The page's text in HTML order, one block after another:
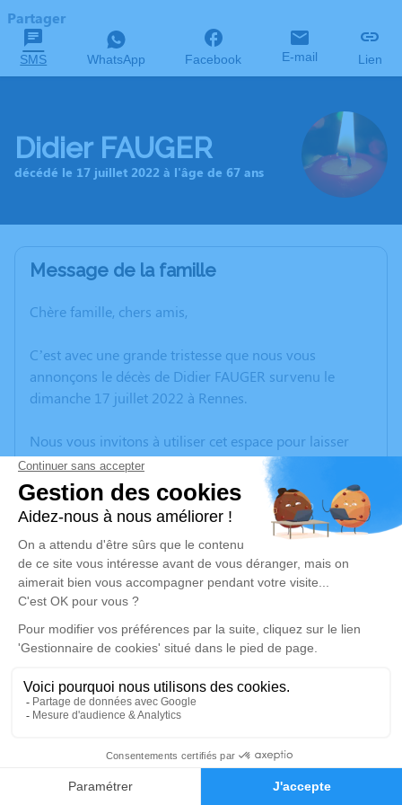
Faire-part Hommages
Partager
SMS WhatsApp Facebook E-mail Lien
Didier FAUGER
décédé le 17 juillet 2022 à l'âge de 67 ans
Message de la famille
Chère famille, chers amis,
C’est avec une grande tristesse que nous vous
annonçons le décès de Didier FAUGER survenu le
dimanche 17 juillet 2022 à Rennes.
Nous vous invitons à utiliser cet espace pour laisser
vos condoléances, partager des photos souvenirs, une
anecdote ou exprimer vos pensées à travers des
poèmes ou des textes. Cet endroit est un lieu
d'expression dédié à honorer la mémoire de Didier
FAUGER.
Un service de plantation d’arbre hommage est
disponible ici.
Je rends hommage
Cérémonie religieuse
Mosquée (Ibn Khaldoun) de Rennes
1 Rue Pierre Semard